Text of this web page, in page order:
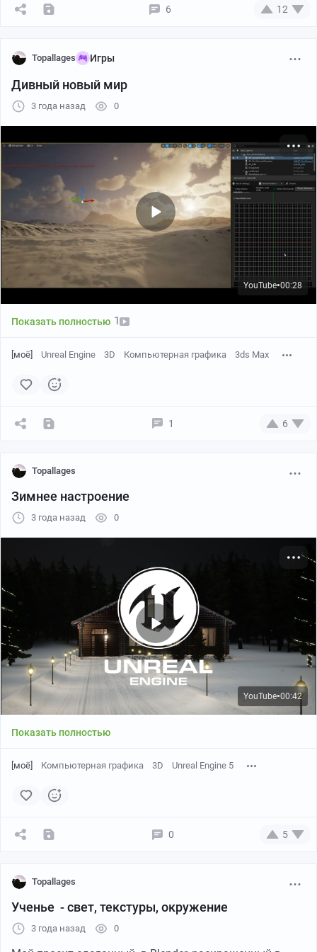
6 12
Topallages Игры
Дивный новый мир
3 года назад 0
YouTube●00:28
Показать полностью 1
[моё] Unreal Engine 3D Компьютерная графика 3ds Max
1 6
Topallages
Зимнее настроение
3 года назад 0
YouTube●00:42
Показать полностью
[моё] Компьютерная графика 3D Unreal Engine 5
0 5
Topallages
Ученье - свет, текстуры, окружение
3 года назад 0